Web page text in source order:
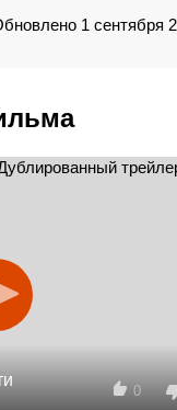
1 сентября
0